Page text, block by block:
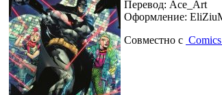
Перевод: Ace_Art
Оформление:
Совместно с